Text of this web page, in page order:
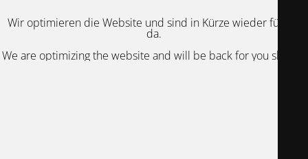
Wir optimieren die Website und sind in Kürze wieder für Sie
da.
We are optimizing the website and will be back for you shortly.